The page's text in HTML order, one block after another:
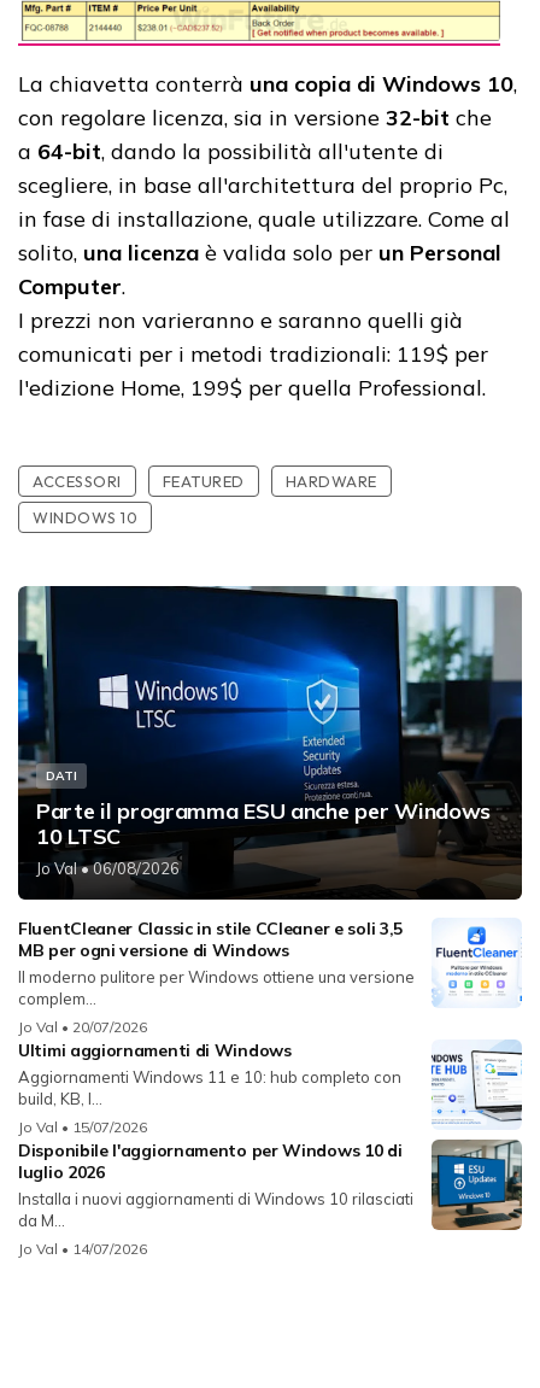
La chiavetta conterrà una copia di Windows 10,
con regolare licenza, sia in versione 32-bit che
a 64-bit, dando la possibilità all'utente di
scegliere, in base all'architettura del proprio Pc,
in fase di installazione, quale utilizzare. Come al
solito, una licenza è valida solo per un Personal
Computer.
I prezzi non varieranno e saranno quelli già
comunicati per i metodi tradizionali: 119$ per
l'edizione Home, 199$ per quella Professional.
ACCESSORI FEATURED
HARDWARE
WINDOWS 10
DATI
Parte il programma ESU anche per Windows
10 LTSC
Jo Val• 06/08/2026
FluentCleaner Classic in stile CCleaner e soli 3,5
MB per ogni versione di Windows
Il moderno pulitore per Windows ottiene una versione
complem...
Jo Val • 20/07/2026
Ultimi aggiornamenti di Windows
Aggiornamenti Windows 11 e 10: hub completo con
build, KB, l...
Jo Val • 15/07/2026
Disponibile l'aggiornamento per Windows 10 di
luglio 2026
Installa i nuovi aggiornamenti di Windows 10 rilasciati
da M...
Jo Val • 14/07/2026